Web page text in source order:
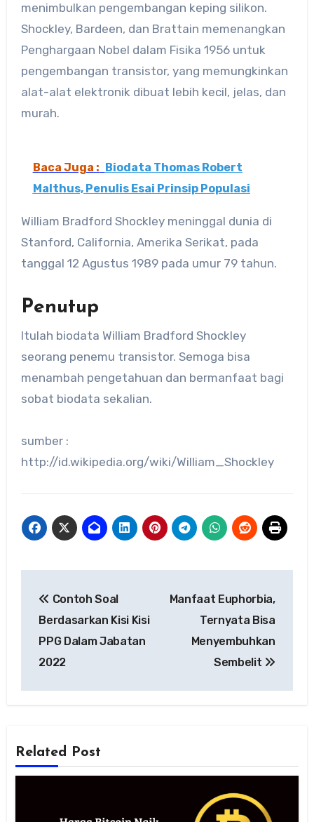
menimbulkan pengembangan keping silikon.
Shockley, Bardeen, dan Brattain memenangkan
Penghargaan Nobel dalam Fisika 1956 untuk
pengembangan transistor, yang memungkinkan
alat-alat elektronik dibuat lebih kecil, jelas, dan
murah.
Baca Juga :
Biodata Thomas Robert
Malthus, Penulis Esai Prinsip Populasi
William Bradford Shockley meninggal dunia di
Stanford, California, Amerika Serikat, pada
tanggal 12 Agustus 1989 pada umur 79 tahun.
Penutup
Itulah biodata William Bradford Shockley
seorang penemu transistor. Semoga bisa
menambah pengetahuan dan bermanfaat bagi
sobat biodata sekalian.
sumber :
http://id.wikipedia.org/wiki/William_Shockley
pos
Contoh Soal
Berdasarkan Kisi Kisi
PPG Dalam Jabatan
2022
Manfaat Euphorbia,
Ternyata Bisa
Menyembuhkan
Sembelit
Related Post